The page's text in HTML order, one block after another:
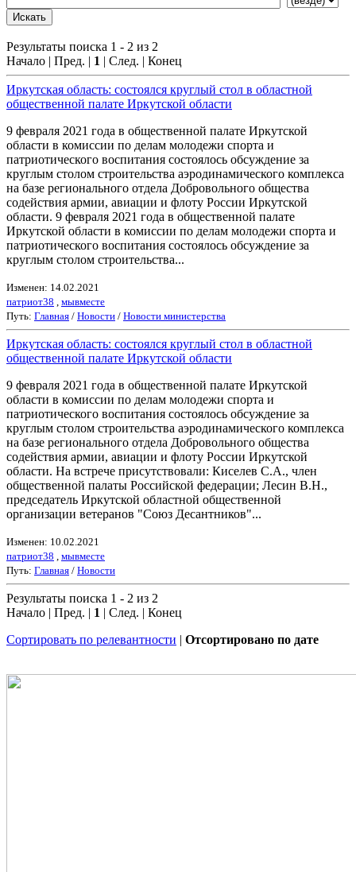
Результаты поиска 1 - 2 из 2
Начало | Пред. | 1 | След. | Конец
Иркутская область: состоялся круглый стол в областной
общественной палате Иркутской области
9 февраля 2021 года в общественной палате Иркутской
области в комиссии по делам молодежи спорта и
патриотического воспитания состоялось обсуждение за
круглым столом строительства аэродинамического комплекса
на базе регионального отдела Добровольного общества
содействия армии, авиации и флоту России Иркутской
области. 9 февраля 2021 года в общественной палате
Иркутской области в комиссии по делам молодежи спорта и
патриотического воспитания состоялось обсуждение за
круглым столом строительства...
Изменен: 14.02.2021
патриот38
мывместе
Путь: Главная / Новости / Новости министерства
Иркутская область: состоялся круглый стол в областной
общественной палате Иркутской области
9 февраля 2021 года в общественной палате Иркутской
области в комиссии по делам молодежи спорта и
патриотического воспитания состоялось обсуждение за
круглым столом строительства аэродинамического комплекса
на базе регионального отдела Добровольного общества
содействия армии, авиации и флоту России Иркутской
области. На встрече присутствовали: Киселев С.А., член
общественной палаты Российской федерации; Лесин В.Н.,
председатель Иркутской областной общественной
организации ветеранов "Союз Десантников"...
Изменен: 10.02.2021
патриот38
мывместе
Путь: Главная / Новости
Результаты поиска 1 - 2 из 2
Начало | Пред. | 1 | След. | Конец
Сортировать по релевантности | Отсортировано по дате